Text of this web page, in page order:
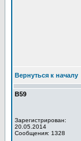
Вернуться к началу
В59
Зарегистрирован:
20.05.2014
Сообщения: 1328